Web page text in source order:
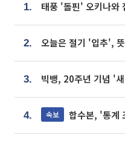
1.
2. 오늘은 절기 '입추',
3.
4. 속보 합수본, '통계 조작'